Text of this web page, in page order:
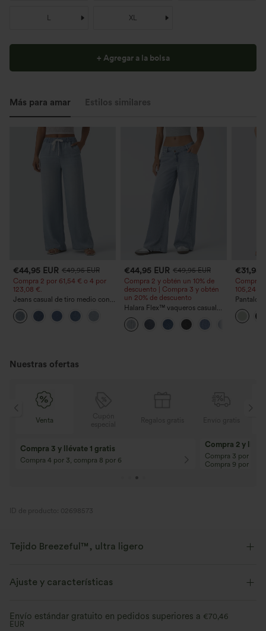
L XL
+ Agregar a la bolsa
Más para amar Estilos similares
€44,95 EUR €49,95 EUR
Compra 2 por 61,54 € o 4 por
123,08 €.
Jeans casual de tiro medio con
cordón y bolsillos
€44,95 EUR €49,95 EUR
Compra 2 y obtén un 10% de
descuento | Compra 3 y obtén
un 20% de descuento
Halara Flex™ vaqueros casual
lavados asimétricos de tiro bajo
con bolsillos con cremallera,
corte baggy y pierna ancha
€31,95
Compra
105,24 €.
cordón
ancha,
casual
Nuestras ofertas
Venta
Compra 3 y llévate 1 gratis
Compra 4 por 3, compra 8 por 6
Compra 2 y
Compra 3 por 2,
Compra 9 por 6
ID de producto: 02698573
Tejido Breezeful™, ultra ligero
para lograr un confort excepcional.
Ajuste y características
Corte ajustado Con shorts separados
Envío estándar gratuito en pedidos superiores a €70,46
EUR